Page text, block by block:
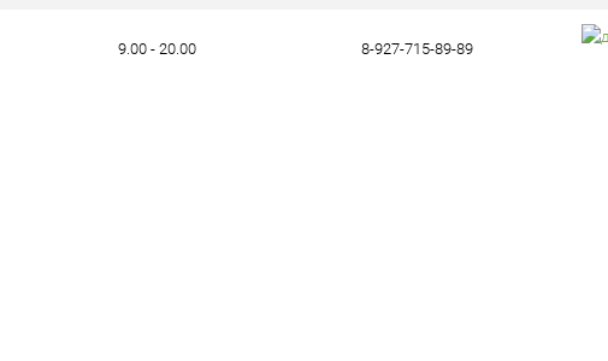
9.00 - 20.00 8-927-715-89-89